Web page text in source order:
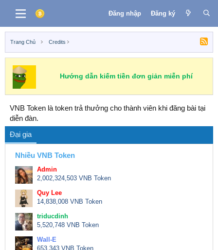
Đăng nhập Đăng ký
Trang Chủ Credits
Hướng dẫn kiếm tiền đơn giản miễn phí
VNB Token là token trả thưởng cho thành viên khi đăng bài tại
diễn đàn.
Đại gia
Nhiều VNB Token
Admin
2,002,324,503 VNB Token
Quy Lee
14,838,008 VNB Token
triducdinh
5,520,748 VNB Token
Wall-E
653,343 VNB Token